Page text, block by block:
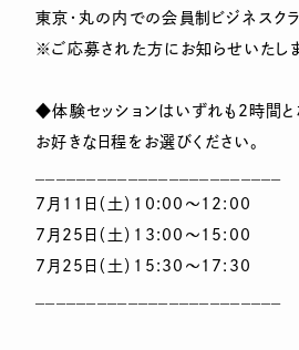
東京・丸の内での会員制ビジネスク
※ご応募された方にお知らせいたしま
◆体験セッションはいずれも2時間と
お好きな日程をお選びください。
7月11日（土）10:00～12:00
7月25日（土）13:00～15:00
7月25日（土）15:30～17:30